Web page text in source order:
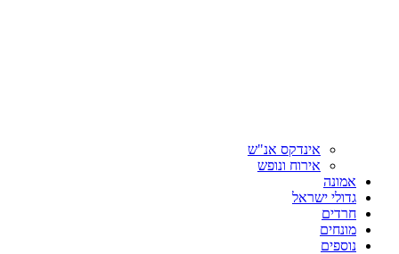
אינדקס אנ"ש
אירוח ונופש
אמונה
גדולי ישראל
חרדים
מונחים
נוספים